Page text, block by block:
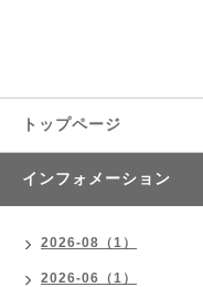
トップページ
インフォメーション
2026-08（1）
2026-06（1）